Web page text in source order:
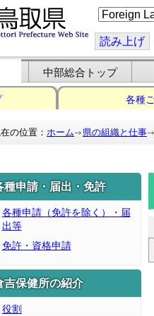
こ
の
ジ
を
翻
訳
読み上げ
中部総合トップ
各種
の位置： ホーム 県の組織と仕事
種申請・届出・免許
各種申請（免許を除く）・届
出等
免許・資格申請
吉保健所の紹介
役割